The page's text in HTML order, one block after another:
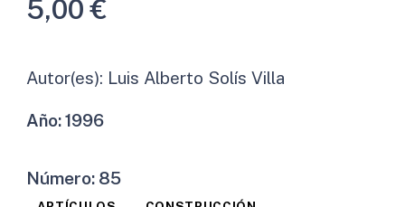
5,00€
Autor(es): Luis Alberto Solís Villa
Año:1996
Número: 85